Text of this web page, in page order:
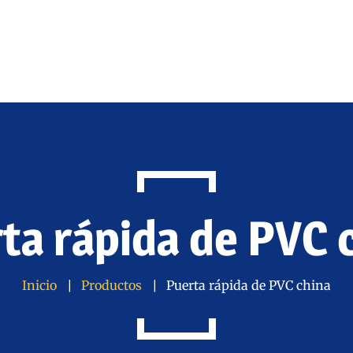
rápida de PVC
Inicio Productos Puerta rápida de PVC china